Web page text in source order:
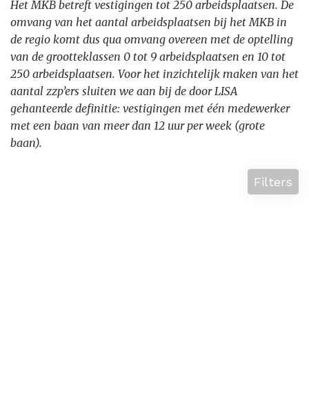
Het MKB betreft vestigingen tot 250 arbeidsplaatsen. De
omvang van het aantal arbeidsplaatsen bij het MKB in
de regio komt dus qua omvang overeen met de optelling
van de grootteklassen 0 tot 9 arbeidsplaatsen en 10 tot
250 arbeidsplaatsen. Voor het inzichtelijk maken van het
aantal zzp’ers sluiten we aan bij de door LISA
gehanteerde definitie: vestigingen met één medewerker
met een baan van meer dan 12 uur per week (grote
baan).
Filters